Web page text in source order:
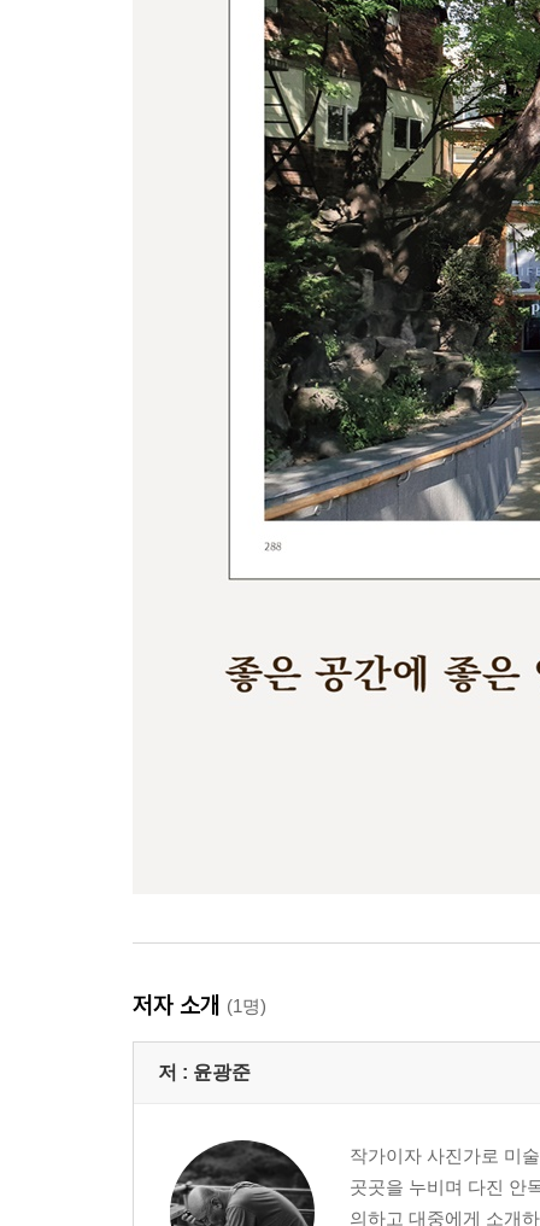
저자 소개 (1명)
저 : 윤광준
작가이자 사진가로 미
곳곳을 누비며 다진 안
의하고 대중에게 소개